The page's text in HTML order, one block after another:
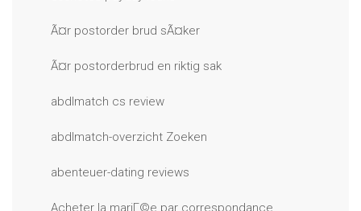
Ã¤r postorder brud sÃ¤ker
Ã¤r postorderbrud en riktig sak
abdlmatch cs review
abdlmatch-overzicht Zoeken
abenteuer-dating reviews
Acheter la mariГ©e par correspondance